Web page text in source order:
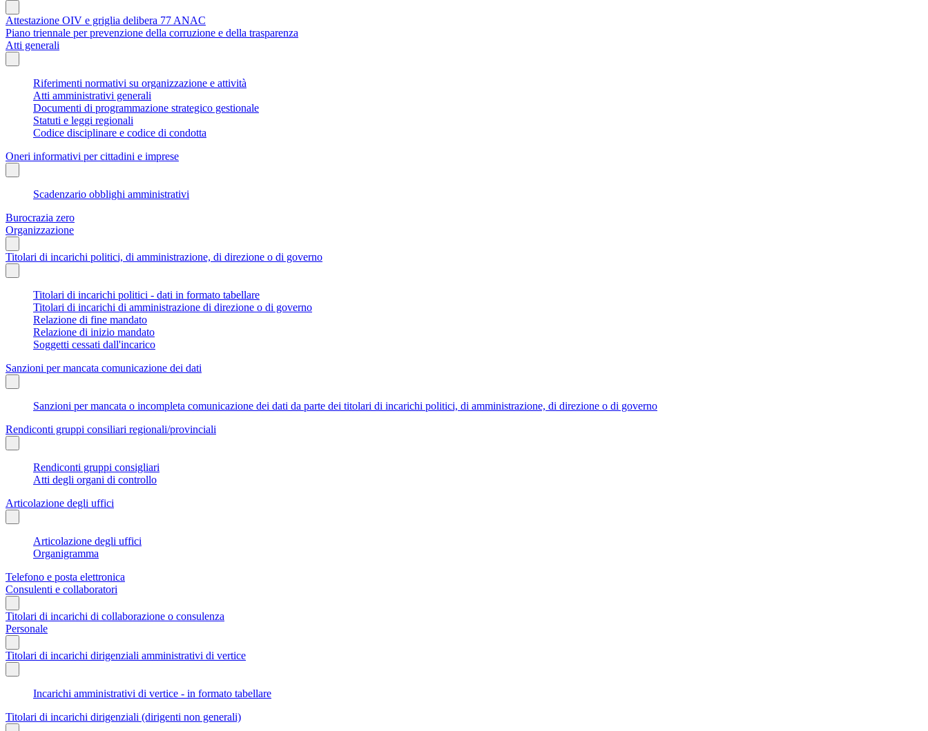
Attestazione OIV e griglia delibera 77 ANAC
Piano triennale per prevenzione della corruzione e della trasparenza
Atti generali
Riferimenti normativi su organizzazione e attività
Atti amministrativi generali
Documenti di programmazione strategico gestionale
Statuti e leggi regionali
Codice disciplinare e codice di condotta
Oneri informativi per cittadini e imprese
Scadenzario obblighi amministrativi
Burocrazia zero
Organizzazione
Titolari di incarichi politici, di amministrazione, di direzione o di governo
Titolari di incarichi politici - dati in formato tabellare
Titolari di incarichi di amministrazione di direzione o di governo
Relazione di fine mandato
Relazione di inizio mandato
Soggetti cessati dall'incarico
Sanzioni per mancata comunicazione dei dati
Sanzioni per mancata o incompleta comunicazione dei dati da parte dei titolari di incarichi politici, di amministrazione, di direzione o di governo
Rendiconti gruppi consiliari regionali/provinciali
Rendiconti gruppi consigliari
Atti degli organi di controllo
Articolazione degli uffici
Articolazione degli uffici
Organigramma
Telefono e posta elettronica
Consulenti e collaboratori
Titolari di incarichi di collaborazione o consulenza
Personale
Titolari di incarichi dirigenziali amministrativi di vertice
Incarichi amministrativi di vertice - in formato tabellare
Titolari di incarichi dirigenziali (dirigenti non generali)